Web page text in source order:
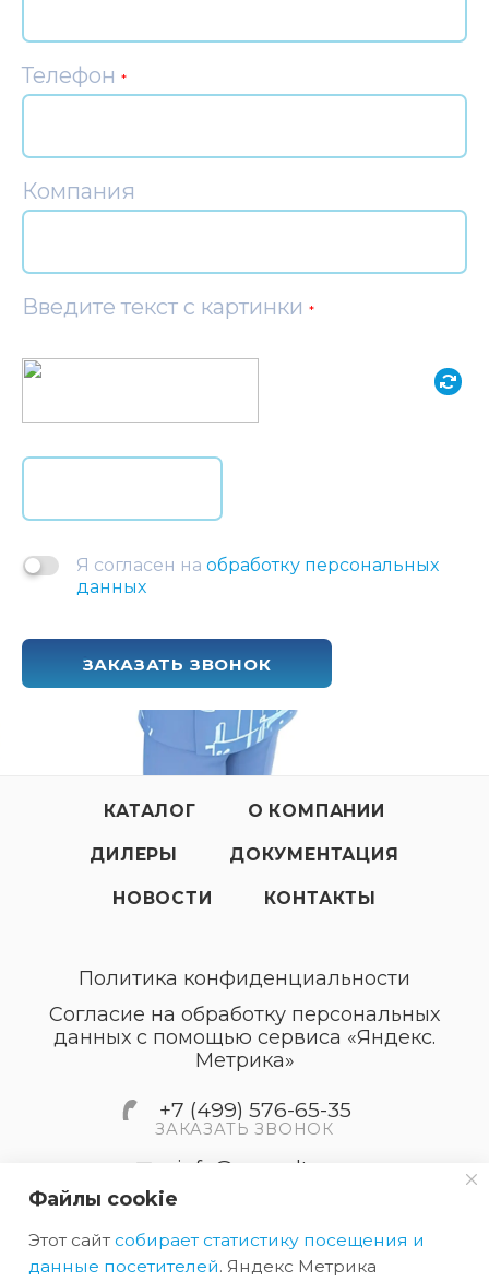
Телефон *
Компания
Введите текст с картинки *
Я согласен на обработку персональных
данных
ЗАКАЗАТЬ ЗВОНОК
КАТАЛОГ О КОМПАНИИ
ДИЛЕРЫ ДОКУМЕНТАЦИЯ
НОВОСТИ КОНТАКТЫ
Политика конфиденциальности
Согласие на обработку персональных
данных с помощью сервиса «Яндекс.
Метрика»
+7 (499) 576-65-35
ЗАКАЗАТЬ ЗВОНОК
info@accordtec.ru
шоссе, дом 41А, строение 1,
пом.22
Файлы cookie
Этот сайт собирает статистику посещения и
данные посетителей. Яндекс Метрика